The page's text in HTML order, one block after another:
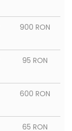
900 RON
95 RON
600 RON
65 RON